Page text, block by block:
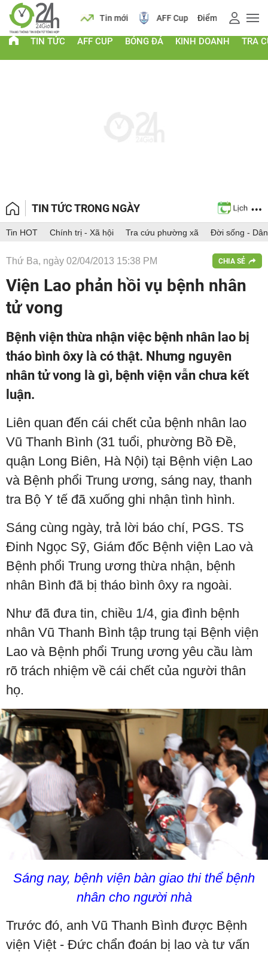
Lịch Tin mới AFF Cup Điểm chuẩn 2026
TIN TỨC AFF CUP BÓNG ĐÁ KINH DOANH TRA
TIN TỨC TRONG NGÀY
Tin HOT Chính trị - Xã hội Tra cứu phường xã Đời sống -
Thứ Ba, ngày 02/04/2013 15:38 PM CHIA SẺ
Viện Lao phản hồi vụ bệnh nhân
tử vong
Bệnh viện thừa nhận việc bệnh nhân lao bị
tháo bình ôxy là có thật. Nhưng nguyên
nhân tử vong là gì, bệnh viện vẫn chưa kết
luận.
Liên quan đến cái chết của bệnh nhân lao
Vũ Thanh Bình (31 tuổi, phường Bồ Đề,
quận Long Biên, Hà Nội) tại Bệnh viện Lao
và Bệnh phổi Trung ương, sáng nay, thanh
tra Bộ Y tế đã xuống ghi nhận tình hình.
Sáng cùng ngày, trả lời báo chí, PGS. TS
Đinh Ngọc Sỹ, Giám đốc Bệnh viện Lao và
Bệnh phổi Trung ương thừa nhận, bệnh
nhân Bình đã bị tháo bình ôxy ra ngoài.
Như đã đưa tin, chiều 1/4, gia đình bệnh
nhân Vũ Thanh Bình tập trung tại Bệnh viện
Lao và Bệnh phổi Trung ương yêu cầu làm
rõ trách nhiệm về cái chết của người thân
họ.
Sáng nay, bệnh viện bàn giao thi thể bệnh
nhân cho người nhà
Trước đó, anh Vũ Thanh Bình được Bệnh
viện Việt - Đức chẩn đoán bị lao và tư vấn